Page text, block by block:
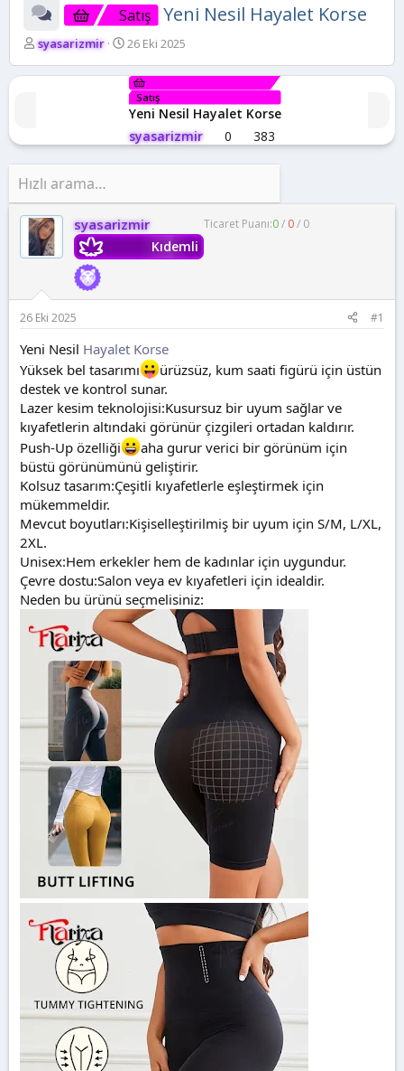
Satış Yeni Nesil Hayalet Korse
K
n
ş
l
a
t
a
syasarizmir
B
ş
a
n
g
a
r
i
h
26 Eki 2025
Satış
Yeni Nesil Hayalet Korse
syasarizmir
0 383
syasarizmir
Kıdemli
Ticaret Puanı:0/ 0/ 0
26 Eki 2025 #1
Yeni Nesil Hayalet Korse
Yüksek bel tasarımı
ürüzsüz, kum saati figürü için üstün
destek ve kontrol sunar.
Lazer kesim teknolojisi:Kusursuz bir uyum sağlar ve
kıyafetlerin altındaki görünür çizgileri ortadan kaldırır.
Push-Up özelliği
aha gurur verici bir görünüm için
büstü görünümünü geliştirir.
Kolsuz tasarım:Çeşitli kıyafetlerle eşleştirmek için
mükemmeldir.
Mevcut boyutları:Kişiselleştirilmiş bir uyum için S/M, L/XL,
2XL.
Unisex:Hem erkekler hem de kadınlar için uygundur.
Çevre dostu:Salon veya ev kıyafetleri için idealdir.
Neden bu ürünü seçmelisiniz: